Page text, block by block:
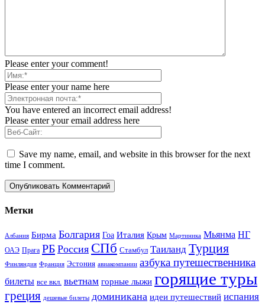
Please enter your comment!
Please enter your name here
You have entered an incorrect email address!
Please enter your email address here
Save my name, email, and website in this browser for the next
time I comment.
Метки
Албания Бирма Болгария Гоа Италия Крым Мартиника Мьянма НГ
ОАЭ Прага РБ Россия СПб Стамбул Таиланд Турция
Финляндия Франция Эстония авиакомпании азбука путешественника
билеты все вкл. вьетнам горные лыжи горящие туры
греция дешевые билеты доминикана идеи путешествий испания